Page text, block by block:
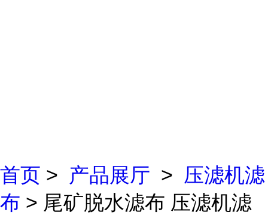
首页 > 产品展厅 > 压滤机滤
布 > 尾矿脱水滤布 压滤机滤